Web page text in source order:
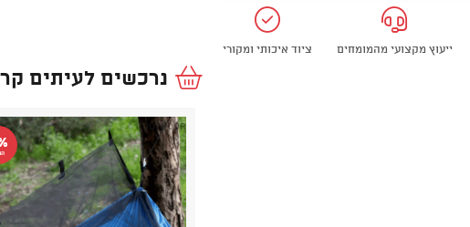
ייעוץ מקצועי מהמומחים ציוד איכותי ומקורי
נרכשים לעיתים
Outdoor